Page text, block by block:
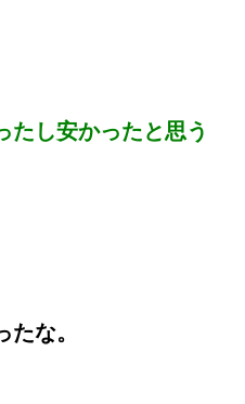
たし安かったと思う
な。